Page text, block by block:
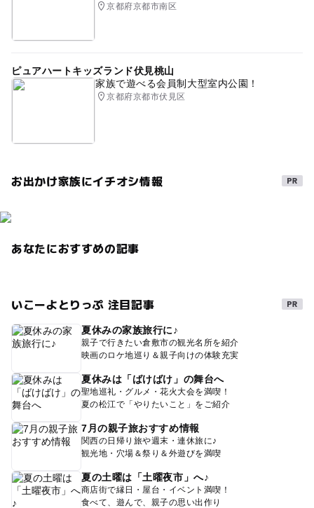
京都府京都市南区
ピュアハートキッズランド伏見桃山
家族で遊べる会員制大型室内公園！
京都府京都市伏見区
お出かけ家族にイチオシ情報
あなたにおすすめの記事
いこーよとりっぷ 注目記事
夏休みの家族旅行に♪
親子で行きたい倉敷市の観光名所を紹介
映画のロケ地巡り＆親子向けの体験充実
夏休みは「ばけばけ」の舞台へ
聖地巡礼・グルメ・花火大会を満喫！
夏の松江で「やりたいこと」をご紹介
7月の親子旅おすすめ情報
関西の日帰り旅や週末・連休旅に♪
観光地・穴場＆祭り＆外遊びを満喫
夏の土曜は「土曜夜市」へ♪
商店街で縁日・屋台・イベント満喫！
食べて、遊んで、親子の思い出作り